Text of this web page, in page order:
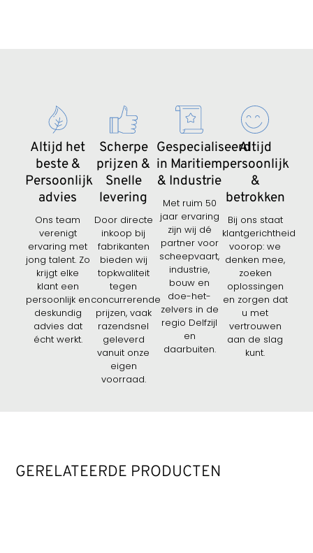
Altijd het
beste &
Persoonlijk
advies
Ons team
verenigt
ervaring met
jong talent. Zo
krijgt elke
klant een
persoonlijk en
deskundig
advies dat
écht werkt.
Scherpe
prijzen &
Snelle
levering
Door directe
inkoop bij
fabrikanten
bieden wij
topkwaliteit
tegen
concurrerende
prijzen, vaak
razendsnel
geleverd
vanuit onze
eigen
voorraad.
Gespecialiseerd
in Maritiem
& Industrie
Met ruim 50
jaar ervaring
zijn wij dé
partner voor
scheepvaart,
industrie,
bouw en
doe-het-
zelvers in de
regio Delfzijl
en
daarbuiten.
Altijd
persoonlijk
&
betrokken
Bij ons staat
klantgerichtheid
voorop: we
denken mee,
zoeken
oplossingen
en zorgen dat
u met
vertrouwen
aan de slag
kunt.
GERELATEERDE PRODUCTEN